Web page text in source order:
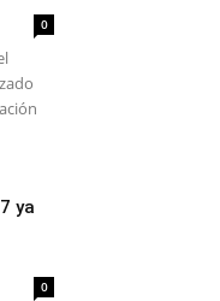
0
ya
0